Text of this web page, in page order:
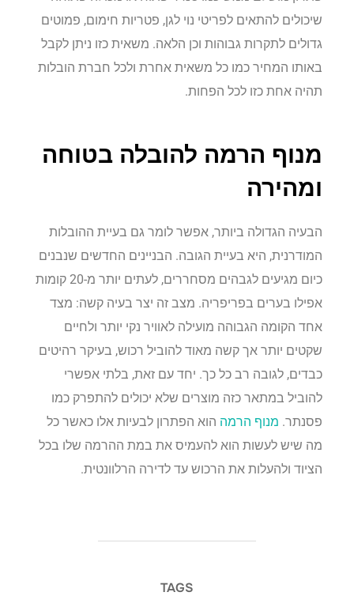
שיכולים להתאים לפריטי נוי לגן, פטריות חימום, פמוטים
גדולים לתקרות גבוהות וכן הלאה. משאית כזו ניתן לקבל
באותו המחיר כמו כל משאית אחרת ולכל חברת הובלות
תהיה אחת כזו לכל הפחות.
מנוף הרמה להובלה בטוחה
ומהירה
הבעיה הגדולה ביותר, אפשר לומר גם בעיית ההובלות
המודרנית, היא בעיית הגובה. הבניינים החדשים שנבנים
כיום מגיעים לגבהים מסחררים, לעתים יותר מ-20 קומות
אפילו בערים בפריפריה. מצב זה יצר בעיה קשה: מצד
אחד הקומה הגבוהה מועילה לאוויר נקי יותר ולחיים
שקטים יותר אך קשה מאוד להוביל רכוש, בעיקר רהיטים
כבדים, לגובה רב כל כך. יחד עם זאת, בלתי אפשרי
להוביל במתאר כזה מוצרים שלא יכולים להתפרק כמו
פסנתר. מנוף הרמה הוא הפתרון לבעיות אלו כאשר כל
מה שיש לעשות הוא להעמיס את במת ההרמה שלו בכל
הציוד ולהעלות את הרכוש עד לדירה הרלוונטית.
TAGS